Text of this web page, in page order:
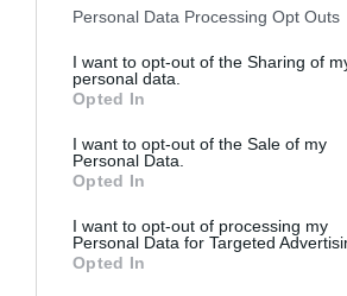
Please note that this website/app uses
not limited to your visit or usage
grant or deny consent to Google and its
use your data for below specified
consent section.
Personal Data Processing Opt Outs
I want to opt-out of the Sharing of
personal data.
Opted In
I want to opt-out of the Sale of my
Personal Data.
Opted In
I want to opt-out of processing my
Personal Data for Targeted
Opted In
SOKKAL DRÁMAIBB, MINT A
EUKALIPTUSZRÁGCSÁLÁS
SUGALLJA
2026-08-07
SZÍNES